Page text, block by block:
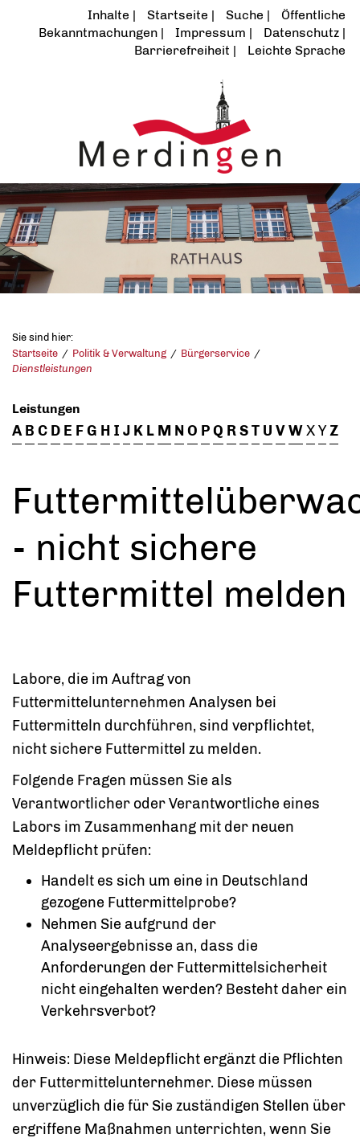
Inhalte Startseite Suche
Öffentliche
Bekanntmachungen
Impressum
Datenschutz
Barrierefreiheit
Leichte Sprache
Sie sind hier:
Startseite
Politik & Verwaltung
Bürgerservice
Dienstleistungen
Leistungen
A B C D E FG H I J K L M NO PQ RST U VWXYZ
- nicht sichere
Futtermittel melden
Labore, die im Auftrag von
Futtermittelunternehmen Analysen bei
Futtermitteln durchführen, sind verpflichtet,
nicht sichere Futtermittel zu melden.
Folgende Fragen müssen Sie als
Verantwortlicher oder Verantwortliche eines
Labors im Zusammenhang mit der neuen
Meldepflicht prüfen:
Handelt es sich um eine in Deutschland
gezogene Futtermittelprobe?
Nehmen Sie aufgrund der
Analyseergebnisse an, dass die
Anforderungen der Futtermittelsicherheit
nicht eingehalten werden? Besteht daher ein
Verkehrsverbot?
Hinweis: Diese Meldepflicht ergänzt die Pflichten
der Futtermittelunternehmer. Diese müssen
unverzüglich die für Sie zuständigen Stellen über
ergriffene Maßnahmen unterrichten, wenn Sie